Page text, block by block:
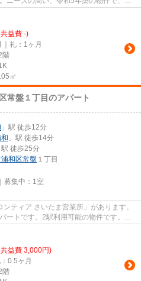
益費 -)
｜礼：1ヶ月
階
㎡
常盤１丁目のアパート
」駅 徒歩12分
」駅 徒歩14分
駅 徒歩25分
和区常盤 １丁目
募集中： 1室
ティア さいたま営業所」があります。
ートです。2駅利用可能の物件です。さ
益費 3,000円)
0.5ヶ月
階